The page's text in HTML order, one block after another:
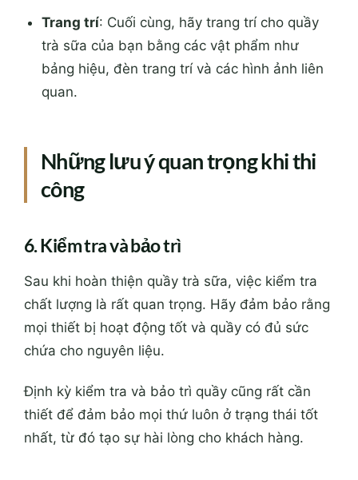
Trang trí: Cuối cùng, hãy trang trí cho quầy
trà sữa của bạn bằng các vật phẩm như
bảng hiệu, đèn trang trí và các hình ảnh liên
quan.
Những lưu ý quan trọng khi thi
công
6. Kiểm tra và bảo trì
Sau khi hoàn thiện quầy trà sữa, việc kiểm tra
chất lượng là rất quan trọng. Hãy đảm bảo rằng
mọi thiết bị hoạt động tốt và quầy có đủ sức
chứa cho nguyên liệu.
Định kỳ kiểm tra và bảo trì quầy cũng rất cần
thiết để đảm bảo mọi thứ luôn ở trạng thái tốt
nhất, từ đó tạo sự hài lòng cho khách hàng.